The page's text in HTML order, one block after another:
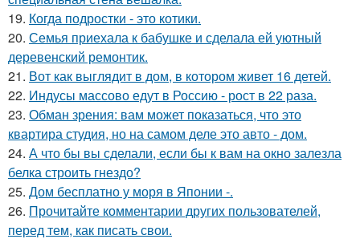
19. Когда подростки - это котики.
20. Семья приехала к бабушке и сделала ей уютный
деревенский ремонтик.
21. Вот как выглядит в дом, в котором живет 16 детей.
22. Индусы массово едут в Россию - рост в 22 раза.
23. Обман зрения: вам может показаться, что это
квартира студия, но на самом деле это авто - дом.
24. А что бы вы сделали, если бы к вам на окно залезла
белка строить гнездо?
25. Дом бесплатно у моря в Японии -.
26. Прочитайте комментарии других пользователей,
перед тем, как писать свои.